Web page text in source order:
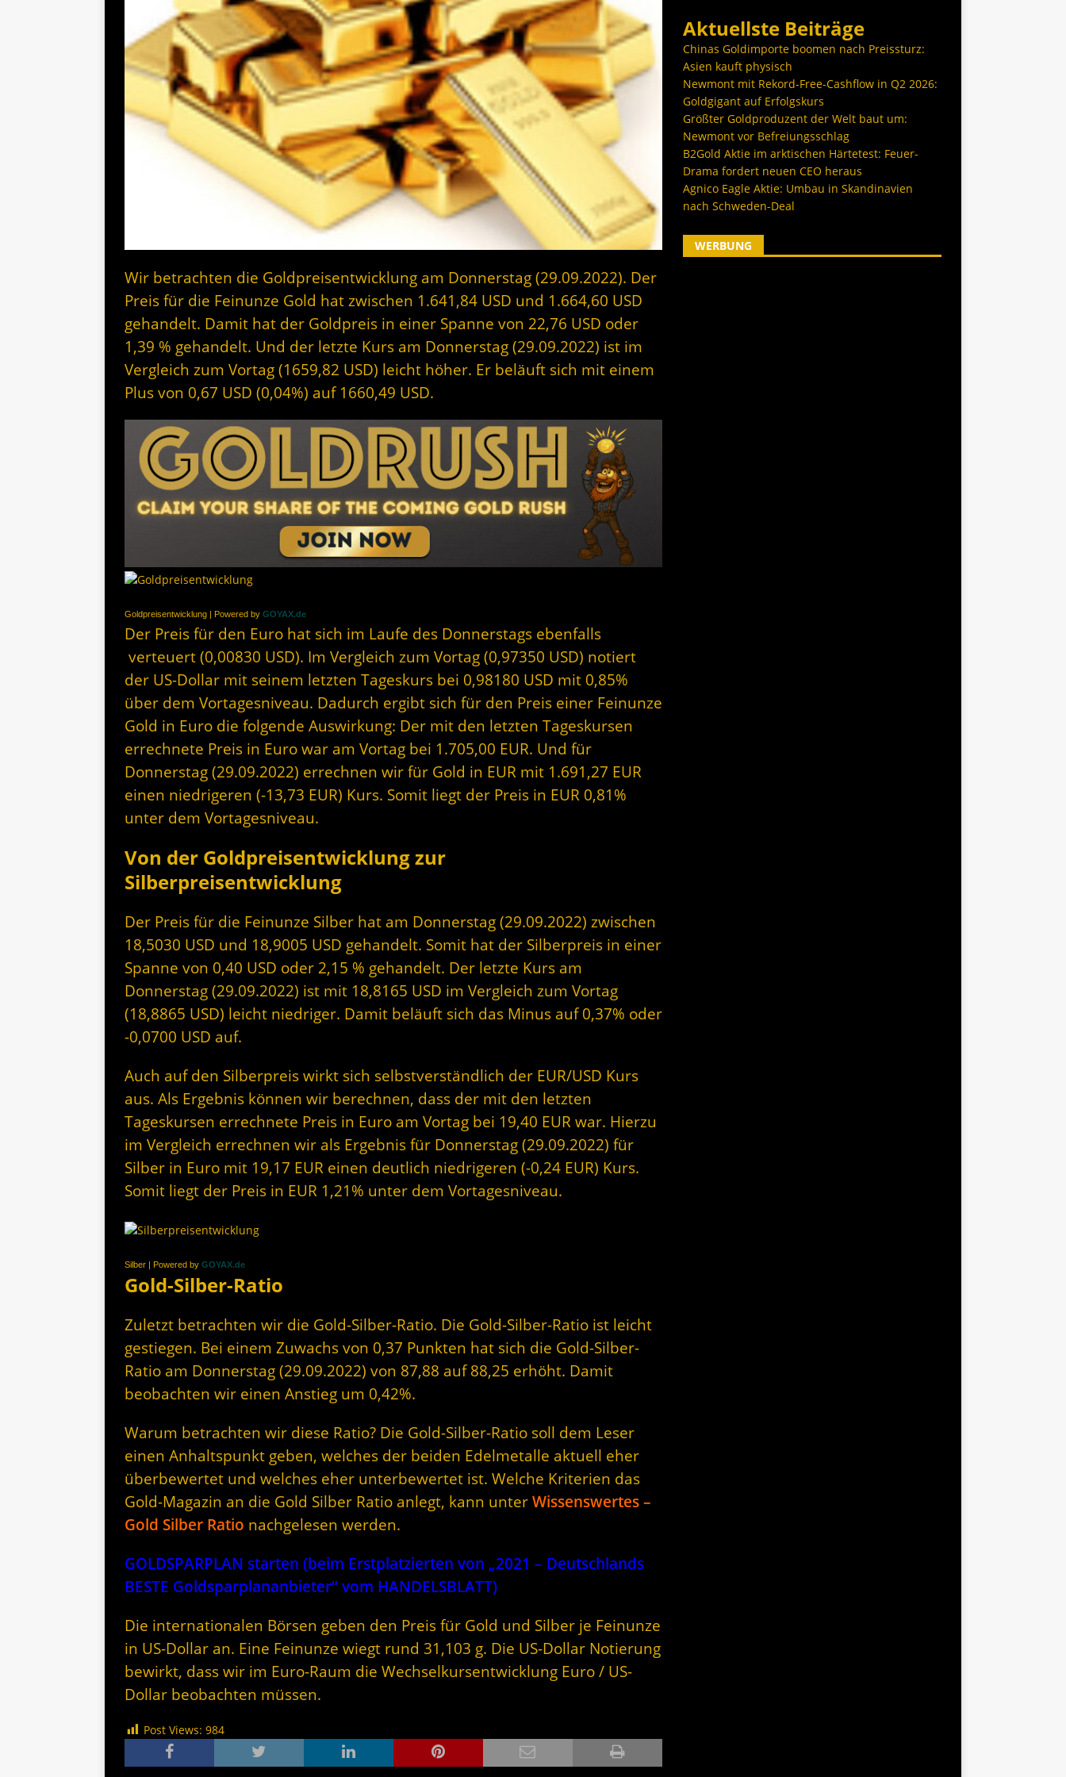
Wir betrachten die Goldpreisentwicklung am Donnerstag (29.09.2022). Der
Preis für die Feinunze Gold hat zwischen 1.641,84 USD und 1.664,60 USD
gehandelt. Damit hat der Goldpreis in einer Spanne von 22,76 USD oder
1,39 % gehandelt. Und der letzte Kurs am Donnerstag (29.09.2022) ist im
Vergleich zum Vortag (1659,82 USD) leicht höher. Er beläuft sich mit einem
Plus von 0,67 USD (0,04%) auf 1660,49 USD.
Goldpreisentwicklung | Powered by GOYAX.de
Der Preis für den Euro hat sich im Laufe des Donnerstags ebenfalls
verteuert (0,00830 USD). Im Vergleich zum Vortag (0,97350 USD) notiert
der US-Dollar mit seinem letzten Tageskurs bei 0,98180 USD mit 0,85%
über dem Vortagesniveau. Dadurch ergibt sich für den Preis einer Feinunze
Gold in Euro die folgende Auswirkung: Der mit den letzten Tageskursen
errechnete Preis in Euro war am Vortag bei 1.705,00 EUR. Und für
Donnerstag (29.09.2022) errechnen wir für Gold in EUR mit 1.691,27 EUR
einen niedrigeren (-13,73 EUR) Kurs. Somit liegt der Preis in EUR 0,81%
unter dem Vortagesniveau.
Von der Goldpreisentwicklung zur
Silberpreisentwicklung
Der Preis für die Feinunze Silber hat am Donnerstag (29.09.2022) zwischen
18,5030 USD und 18,9005 USD gehandelt. Somit hat der Silberpreis in einer
Spanne von 0,40 USD oder 2,15 % gehandelt. Der letzte Kurs am
Donnerstag (29.09.2022) ist mit 18,8165 USD im Vergleich zum Vortag
(18,8865 USD) leicht niedriger. Damit beläuft sich das Minus auf 0,37% oder
-0,0700 USD auf.
Auch auf den Silberpreis wirkt sich selbstverständlich der EUR/USD Kurs
aus. Als Ergebnis können wir berechnen, dass der mit den letzten
Tageskursen errechnete Preis in Euro am Vortag bei 19,40 EUR war. Hierzu
im Vergleich errechnen wir als Ergebnis für Donnerstag (29.09.2022) für
Silber in Euro mit 19,17 EUR einen deutlich niedrigeren (-0,24 EUR) Kurs.
Somit liegt der Preis in EUR 1,21% unter dem Vortagesniveau.
Silber | Powered by GOYAX.de
Gold-Silber-Ratio
Zuletzt betrachten wir die Gold-Silber-Ratio. Die Gold-Silber-Ratio ist leicht
gestiegen. Bei einem Zuwachs von 0,37 Punkten hat sich die Gold-Silber-
Ratio am Donnerstag (29.09.2022) von 87,88 auf 88,25 erhöht. Damit
beobachten wir einen Anstieg um 0,42%.
Warum betrachten wir diese Ratio? Die Gold-Silber-Ratio soll dem Leser
einen Anhaltspunkt geben, welches der beiden Edelmetalle aktuell eher
überbewertet und welches eher unterbewertet ist. Welche Kriterien das
Gold-Magazin an die Gold Silber Ratio anlegt, kann unter Wissenswertes –
Gold Silber Ratio nachgelesen werden.
GOLDSPARPLAN starten (beim Erstplatzierten von „2021 – Deutschlands
BESTE Goldsparplananbieter“ vom HANDELSBLATT)
Die internationalen Börsen geben den Preis für Gold und Silber je Feinunze
in US-Dollar an. Eine Feinunze wiegt rund 31,103 g. Die US-Dollar Notierung
bewirkt, dass wir im Euro-Raum die Wechselkursentwicklung Euro / US-
Dollar beobachten müssen.
Post Views: 984
Aktuellste Beiträge
Chinas Goldimporte boomen nach Preissturz:
Asien kauft physisch
Newmont mit Rekord-Free-Cashflow in Q2 2026:
Goldgigant auf Erfolgskurs
Größter Goldproduzent der Welt baut um:
Newmont vor Befreiungsschlag
B2Gold Aktie im arktischen Härtetest: Feuer-
Drama fordert neuen CEO heraus
Agnico Eagle Aktie: Umbau in Skandinavien
nach Schweden-Deal
WERBUNG